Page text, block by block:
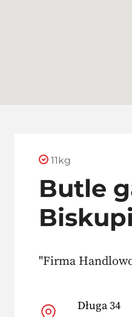
11kg
Butle
"Firma
Długa 34